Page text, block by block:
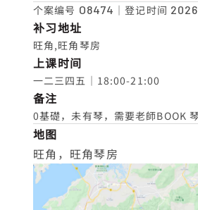
个案编号 O8474 ｜登记时间
补习地址
旺角,旺角琴房
上课时间
一二三四五｜18:00-21:00
备注
0基礎，未有琴，需要老師BOOK
地图
旺角，旺角琴房